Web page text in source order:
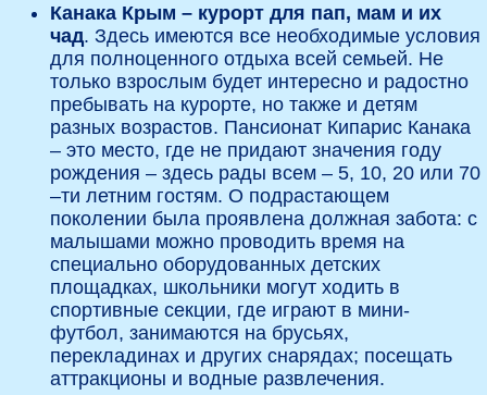
Канака Крым – курорт для пап, мам и их
чад. Здесь имеются все необходимые условия
для полноценного отдыха всей семьей. Не
только взрослым будет интересно и радостно
пребывать на курорте, но также и детям
разных возрастов. Пансионат Кипарис Канака
– это место, где не придают значения году
рождения – здесь рады всем – 5, 10, 20 или 70
–ти летним гостям. О подрастающем
поколении была проявлена должная забота: с
малышами можно проводить время на
специально оборудованных детских
площадках, школьники могут ходить в
спортивные секции, где играют в мини-
футбол, занимаются на брусьях,
перекладинах и других снарядах; посещать
аттракционы и водные развлечения.